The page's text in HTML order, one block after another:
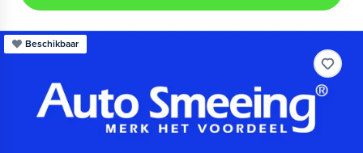
Beschikbaar